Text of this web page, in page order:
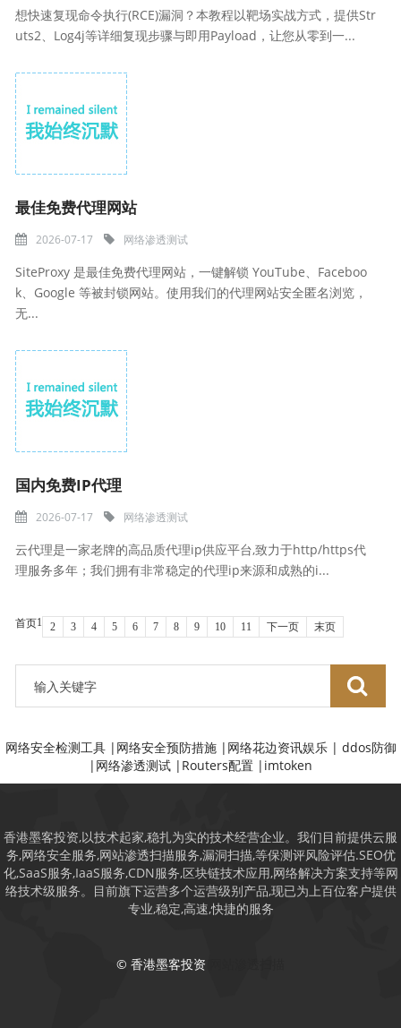
想快速复现命令执行(RCE)漏洞？本教程以靶场实战方式，提供Str
uts2、Log4j等详细复现步骤与即用Payload，让您从零到一...
最佳免费代理网站
2026-07-17 网络渗透测试
SiteProxy 是最佳免费代理网站，一键解锁 YouTube、Faceboo
k、Google 等被封锁网站。使用我们的代理网站安全匿名浏览，
无...
国内免费IP代理
2026-07-17 网络渗透测试
云代理是一家老牌的高品质代理ip供应平台,致力于http/https代
理服务多年；我们拥有非常稳定的代理ip来源和成熟的i...
首页1 2 3 4 5 6 7 8 9 10 11 下一页 末页
网络安全检测工具| 网络安全预防措施| 网络花边资讯娱乐| ddos防御
| 网络渗透测试 | Routers配置 | imtoken
香港墨客投资,以技术起家,稳扎为实的技术经营企业。我们目前提供云服
务,网络安全服务,网站渗透扫描服务,漏洞扫描,等保测评风险评估.SEO优
化,SaaS服务,IaaS服务,CDN服务,区块链技术应用,网络解决方案支持等网
络技术级服务。目前旗下运营多个运营级别产品,现已为上百位客户提供
专业,稳定,高速,快捷的服务
© 香港墨客投资